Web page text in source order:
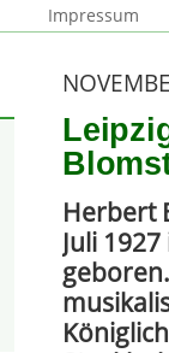
Impressum
Herbert
Juli